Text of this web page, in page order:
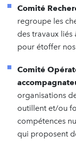
Comité
regroupe les
des travaux
pour étoffer
Comité
organisations
outillent et/ou
compétences
qui proposent